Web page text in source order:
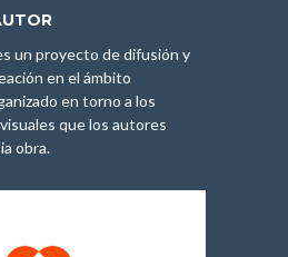
un proyecto de difusión y
en el ámbito
en torno a los
que los autores
obra.